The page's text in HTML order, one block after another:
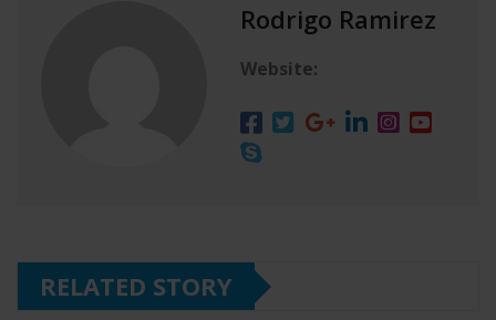
Rodrigo Ramirez
Website:
RELATED STORY